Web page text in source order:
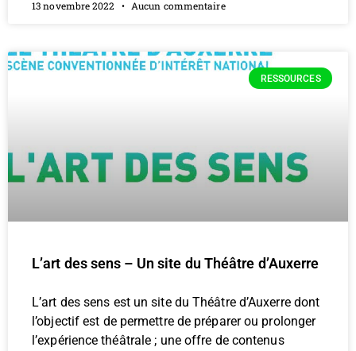
13 novembre 2022 Aucun commentaire
RESSOURCES
L’art des sens – Un site du Théâtre d’Auxerre
L’art des sens est un site du Théâtre d’Auxerre dont
l’objectif est de permettre de préparer ou prolonger
l’expérience théâtrale ; une offre de contenus